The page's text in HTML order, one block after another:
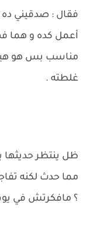
فقال : صدقيني ده
أعمل كده و هما
مناسب بس هو
غلطته .
ظل ينتظر حديثها
مما حدث لكنه
؟ مافكرتش في